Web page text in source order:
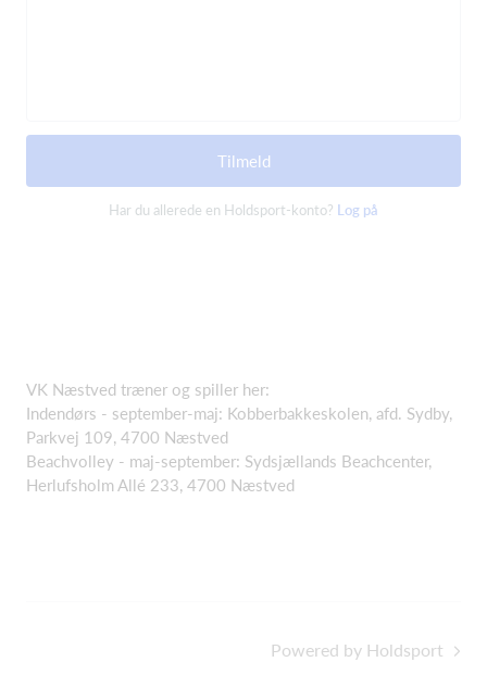
Tilmeld
Har du allerede en Holdsport-konto? Log på
VK Næstved træner og spiller her:
Indendørs - september-maj: Kobberbakkeskolen, afd. Sydby,
Parkvej 109, 4700 Næstved
Beachvolley - maj-september: Sydsjællands Beachcenter,
Herlufsholm Allé 233, 4700 Næstved
Powered by Holdsport